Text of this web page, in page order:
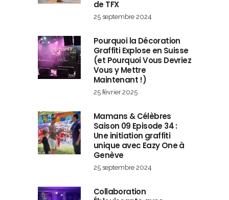
de TFX
25 septembre 2024
Pourquoi la Décoration
Graffiti Explose en Suisse
(et Pourquoi Vous Devriez
Vous y Mettre
Maintenant !)
25 février 2025
Mamans & Célèbres
Saison 09 Episode 34 :
Une initiation graffiti
unique avec Eazy One à
Genève
25 septembre 2024
Collaboration